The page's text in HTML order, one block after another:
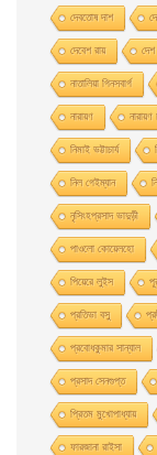
দেবতোষ দাশ
দেবেশ রায় দেশ
নাতালিয়া গিনসবার্গ
নারায়ণ নারায়ণ
নিমাই ভট্টাচার্য
নিল গেইম্যান
নৃসিংহপ্রসাদ ভাদুড়ী
পাওলাে কোয়েলহো
পিয়েরে লুইস
প্রতিভা বসু
প্রবােধকুমার সান্যাল
প্রসাদ সেনগুপ্ত
প্রিতম মুখোপাধ্যায়
ফারজানা রাইসা